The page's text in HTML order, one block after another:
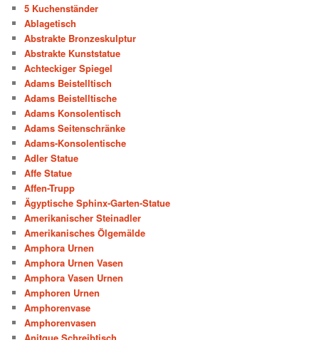
5 Kuchenständer
Ablagetisch
Abstrakte Bronzeskulptur
Abstrakte Kunststatue
Achteckiger Spiegel
Adams Beistelltisch
Adams Beistelltische
Adams Konsolentisch
Adams Seitenschränke
Adams-Konsolentische
Adler Statue
Affe Statue
Affen-Trupp
Ägyptische Sphinx-Garten-Statue
Amerikanischer Steinadler
Amerikanisches Ölgemälde
Amphora Urnen
Amphora Urnen Vasen
Amphora Vasen Urnen
Amphoren Urnen
Amphorenvase
Amphorenvasen